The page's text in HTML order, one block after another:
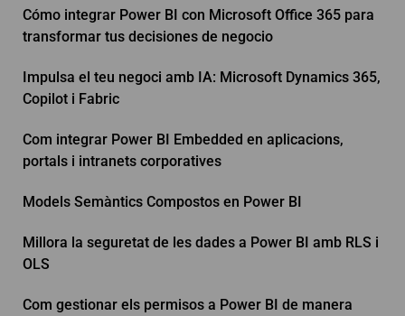
Cómo integrar Power BI con Microsoft Office 365 para
transformar tus decisiones de negocio
Impulsa el teu negoci amb IA: Microsoft Dynamics 365,
Copilot i Fabric
Com integrar Power BI Embedded en aplicacions,
portals i intranets corporatives
Models Semàntics Compostos en Power BI
Millora la seguretat de les dades a Power BI amb RLS i
OLS
Com gestionar els permisos a Power BI de manera